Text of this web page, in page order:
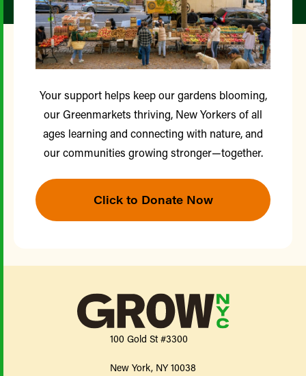
Your support helps keep our gardens blooming,
our Greenmarkets thriving, New Yorkers of all
ages learning and connecting with nature, and
our communities growing stronger—together.
Click to Donate Now
100 Gold St #3300
New York, NY 10038